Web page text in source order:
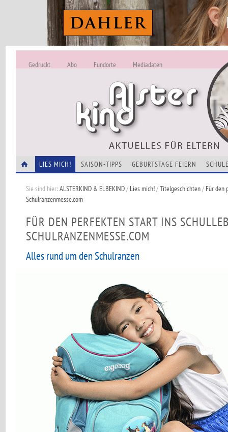
ALSTERKIND -
Alles Neu
Gedruckt Abo Fundorte Mediadaten
LIES MICH! SAISON-TIPPS GEBURTSTAGE FEIERN
Sie sind hier:ALSTERKIND & ELBEKIND/Lies mich!/Titelgeschichten/Für den
Schulranzenmesse.com
FÜR DEN PERFEKTEN START INS
SCHULRANZENMESSE.COM
Alles rund um den Schulranzen